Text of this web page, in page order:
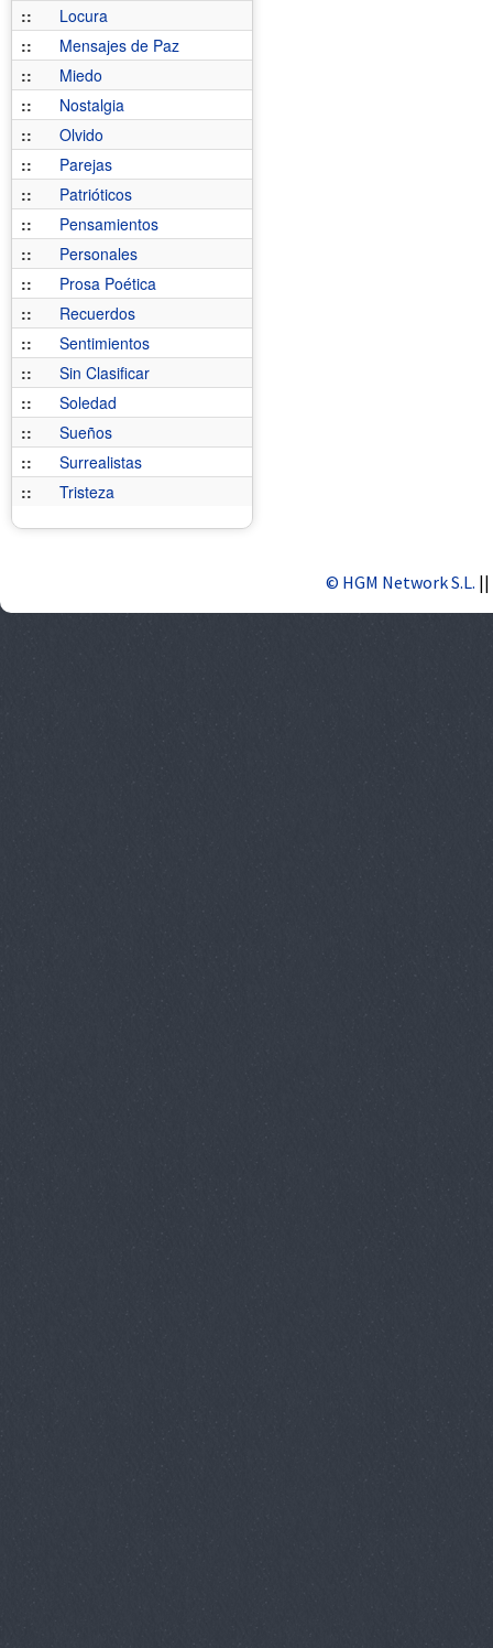
::
Locura
::
Mensajes de Paz
::
Miedo
::
Nostalgia
::
Olvido
::
Parejas
::
Patrióticos
::
Pensamientos
::
Personales
::
Prosa Poética
::
Recuerdos
::
Sentimientos
::
Sin Clasificar
::
Soledad
::
Sueños
::
Surrealistas
::
Tristeza
© HGM Network S.L. ||